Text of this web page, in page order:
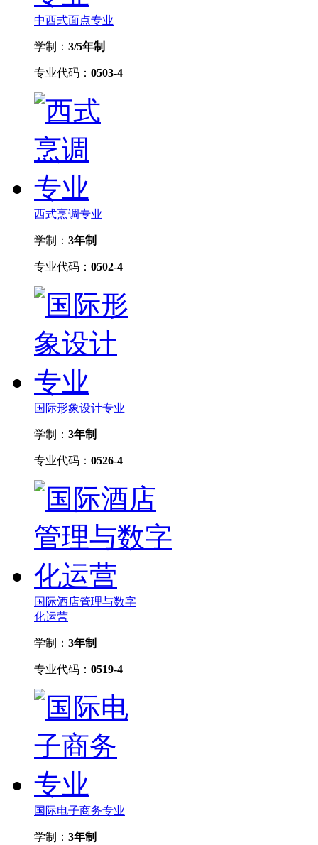
中西式面点专业
学制： 3/5年制
专业代码： 0503-4
西式烹调专业
学制： 3年制
专业代码： 0502-4
国际形象设计专业
学制： 3年制
专业代码： 0526-4
国际酒店管理与数字
化运营
学制： 3年制
专业代码： 0519-4
国际电子商务专业
学制： 3年制